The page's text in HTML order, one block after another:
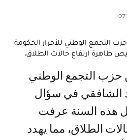
التجمع الوطني للأحرار الحكومة
ارتفاع حالات الطلاق.
الشافقي في سؤال
هذه السنة عرفت
الطلاق، مما يهدد